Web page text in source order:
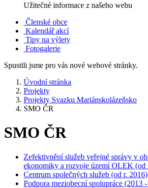
Užitečné informace z našeho webu
Členské obce
Kalendář akcí
Tipy na výlety
Fotogalerie
Spustili jsme pro vás nové webové stránky.
Úvodní stránka
Projekty
Projekty Svazku Mariánskolázeňsko
SMO ČR
SMO ČR
Zefektivnění služeb veřejné správy v
ekonomiky a rozvoje území OLEK (od
Centrum společných služeb (od r. 2016)
Podpora meziobecní spolupráce (2013